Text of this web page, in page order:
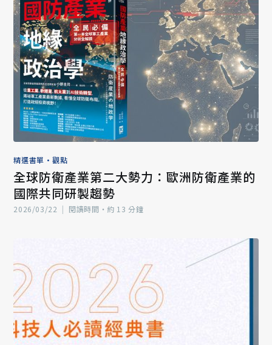
精選書單 •觀點
全球防衛產業第二大勢力：歐洲防衛產業的
國際共同研製趨勢
2026/03/22 | 閱讀時間‧約 13 分鐘